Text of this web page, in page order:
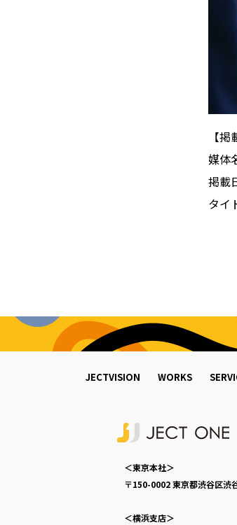
【掲
媒体
掲載
タイ
JECTVISION WORKS
＜東京本社＞
〒150-0002東京都渋谷区渋
＜横浜支店＞